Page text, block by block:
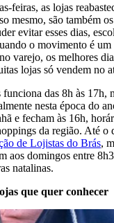
feiras, as lojas
mesmo, são também
evitar esses dias,
o movimento é um
varejo, os melhores
lojas só vendem no
das 8h às 17h,
nesta época do
e fecham às 16h,
da região. Até o
de Lojistas do Brás,
aos domingos entre
natalinas.
que quer conhecer